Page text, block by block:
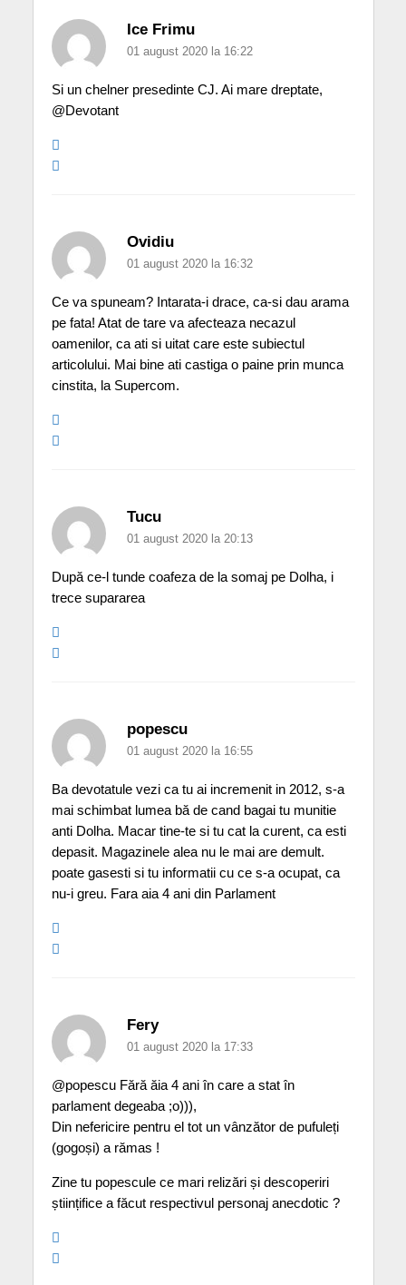
Ice Frimu
01 august 2020 la 16:22
Si un chelner presedinte CJ. Ai mare dreptate,
@Devotant
Ovidiu
01 august 2020 la 16:32
Ce va spuneam? Intarata-i drace, ca-si dau arama
pe fata! Atat de tare va afecteaza necazul
oamenilor, ca ati si uitat care este subiectul
articolului. Mai bine ati castiga o paine prin munca
cinstita, la Supercom.
Tucu
01 august 2020 la 20:13
După ce-l tunde coafeza de la somaj pe Dolha, i
trece supararea
popescu
01 august 2020 la 16:55
Ba devotatule vezi ca tu ai incremenit in 2012, s-a
mai schimbat lumea bă de cand bagai tu munitie
anti Dolha. Macar tine-te si tu cat la curent, ca esti
depasit. Magazinele alea nu le mai are demult.
poate gasesti si tu informatii cu ce s-a ocupat, ca
nu-i greu. Fara aia 4 ani din Parlament
Fery
01 august 2020 la 17:33
@popescu Fără ăia 4 ani în care a stat în
parlament degeaba ;o))),
Din nefericire pentru el tot un vânzător de pufuleți
(gogoși) a rămas !
Zine tu popescule ce mari relizări și descoperiri
științifice a făcut respectivul personaj anecdotic ?